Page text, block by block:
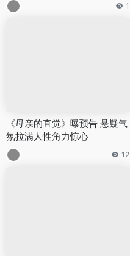
1
《母亲的直觉》曝预告 悬疑气
氛拉满人性角力惊心
12